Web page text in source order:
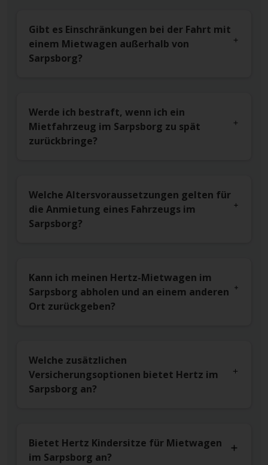
Gibt es Einschränkungen bei der Fahrt mit
einem Mietwagen außerhalb von
Sarpsborg?
Werde ich bestraft, wenn ich ein
Mietfahrzeug im Sarpsborg zu spät
zurückbringe?
Welche Altersvoraussetzungen gelten für
die Anmietung eines Fahrzeugs im
Sarpsborg?
Kann ich meinen Hertz-Mietwagen im
Sarpsborg abholen und an einem anderen
Ort zurückgeben?
Welche zusätzlichen
Versicherungsoptionen bietet Hertz im
Sarpsborg an?
Bietet Hertz Kindersitze für Mietwagen
im Sarpsborg an?